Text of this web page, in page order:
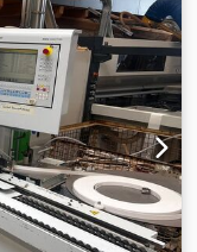
Stahlrollen
2
S Dmdepfx
Terminabsprache
bieten nur
Lager
Anbieters".